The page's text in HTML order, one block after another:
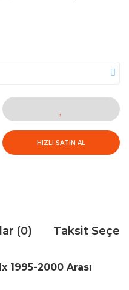
HIZLI SATIN AL
(0) Taksit
1995-2000 Arası